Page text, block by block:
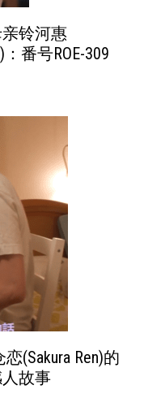
铃河惠
番号ROE-309
(Sakura Ren)的
故事